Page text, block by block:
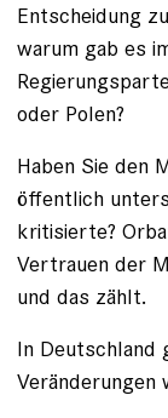
Entscheidung
warum gab es
oder Polen?
Haben Sie den
öffentlich
kritisierte?
Vertrauen der
und das zählt.
In Deutschland
Veränderungen